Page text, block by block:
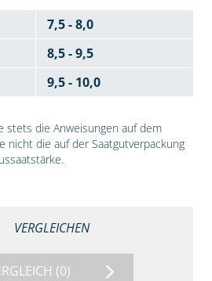
7,5 - 8,0
8,5 - 9,5
9,5 - 10,0
stets die Anweisungen auf dem
nicht die auf der Saatgutverpackung
VERGLEICHEN
(0)